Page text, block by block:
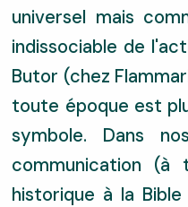
universel mais
indissociable de
Butor (chez
toute époque est
symbole. Dans
communication (à
historique à la